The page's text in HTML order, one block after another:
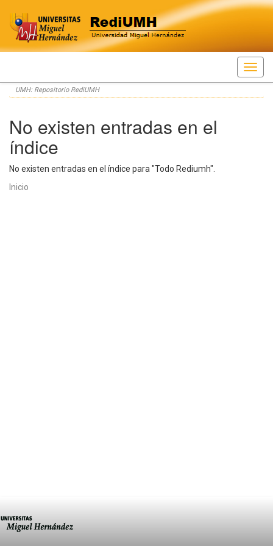
Skip
navigation
UMH: Repositorio RediUMH
No existen entradas en el
índice
No existen entradas en el índice para "Todo Rediumh".
Inicio